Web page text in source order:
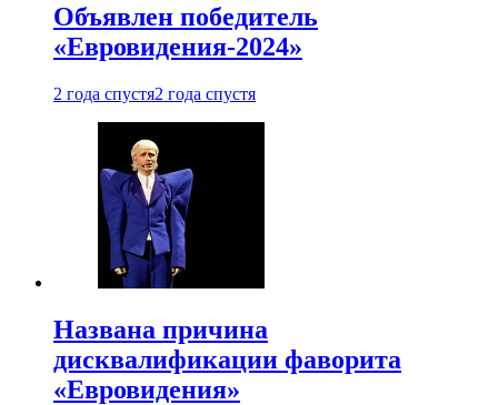
Объявлен победитель
«Евровидения-2024»
2 года спустя2 года спустя
Названа причина
дисквалификации фаворита
«Евровидения»